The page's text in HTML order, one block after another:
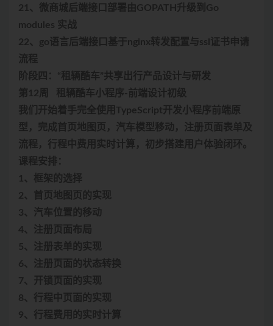
21、微商城后端接口部署由GOPATH升级到Go
modules 实战
22、go语言后端接口基于nginx转发配置与ssl证书申请
流程
阶段四：“租辆酷车”共享出行产品设计与研发
第12周 租辆酷车小程序-前端设计初级
我们开始着手完全使用TypeScript开发小程序前端原
型，完成首页地图页，汽车模型移动，注册页面表单及
流程，行程中费用实时计算，初步搭建用户体验闭环。
课程安排：
1、框架的选择
2、首页地图页的实现
3、汽车位置的移动
4、注册页面布局
5、注册表单的实现
6、注册页面的状态转换
7、开锁页面的实现
8、行程中页面的实现
9、行程费用的实时计算